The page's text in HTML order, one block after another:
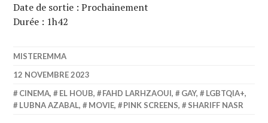
Date de sortie : Prochainement
Durée : 1h42
MISTEREMMA
12 NOVEMBRE 2023
CINEMA, EL HOUB, FAHD LARHZAOUI, GAY, LGBTQIA+,
LUBNA AZABAL, MOVIE, PINK SCREENS, SHARIFF NASR